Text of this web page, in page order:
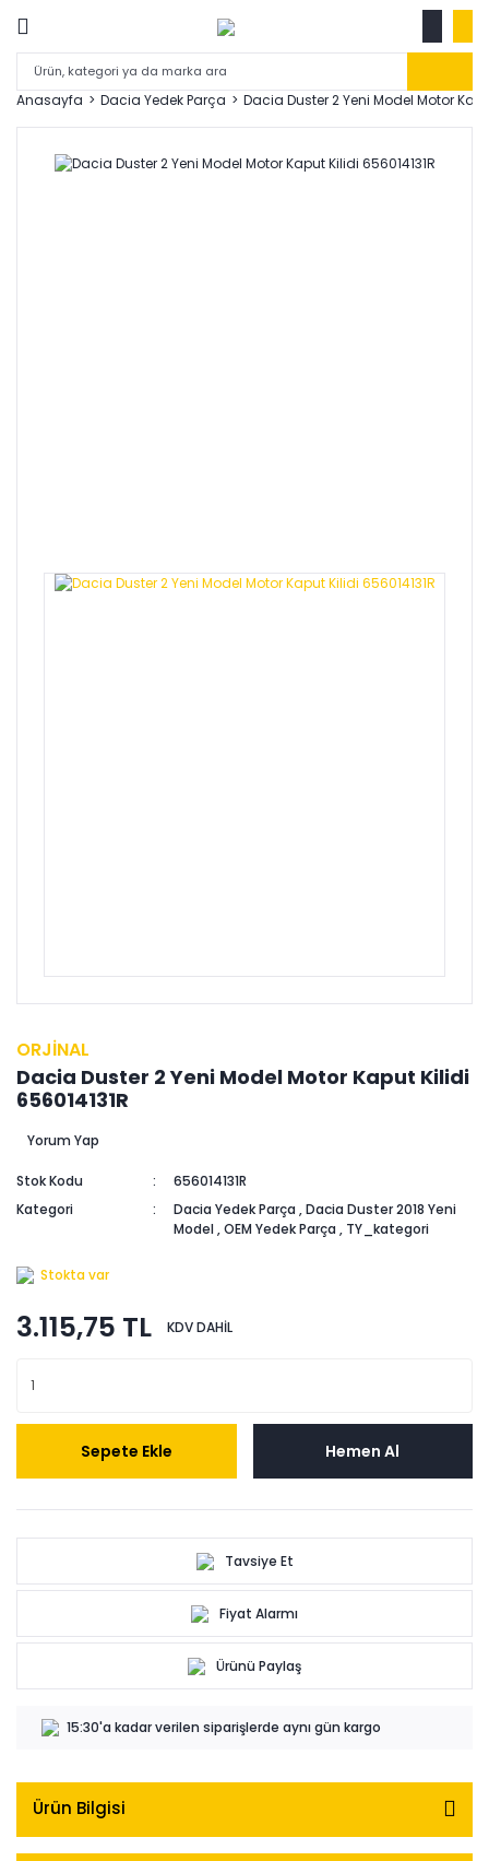
Anasayfa Dacia Yedek Parça Dacia Duster 2 Yeni Model Motor
ORJİNAL
Dacia Duster 2 Yeni Model Motor Kaput Kilidi
656014131R
Yorum Yap
Stok Kodu
656014131R
Kategori
Dacia Yedek Parça ,Dacia Duster 2018 Yeni
Model,OEM Yedek Parça , TY_kategori
Stokta var
3.115,75 TL KDV DAHİL
Sepete Ekle Hemen Al
Tavsiye Et
Fiyat Alarmı
Ürünü Paylaş
15:30'a kadar verilen siparişlerde aynı gün kargo
Ürün Bilgisi